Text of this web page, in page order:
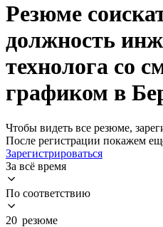
Резюме
должность
технолога со
графиком в
Чтобы видеть все резюме,
После регистрации покажем
Зарегистрироваться
За всё время
По соответствию
20 резюме